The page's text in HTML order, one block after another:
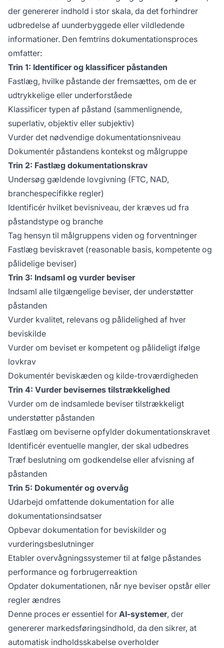
der genererer indhold i stor skala, da det forhindrer
udbredelse af uunderbyggede eller vildledende
informationer. Den femtrins dokumentationsproces
omfatter:
Trin 1: Identificer og klassificer påstanden
Fastlæg, hvilke påstande der fremsættes, om de er
udtrykkelige eller underforståede
Klassificer typen af påstand (sammenlignende,
superlativ, objektiv eller subjektiv)
Vurder det nødvendige dokumentationsniveau
Dokumentér påstandens kontekst og målgruppe
Trin 2: Fastlæg dokumentationskrav
Undersøg gældende lovgivning (FTC, NAD,
branchespecifikke regler)
Identificér hvilket bevisniveau, der kræves ud fra
påstandstype og branche
Tag hensyn til målgruppens viden og forventninger
Fastlæg beviskravet (reasonable basis, kompetente og
pålidelige beviser)
Trin 3: Indsaml og vurder beviser
Indsaml alle tilgængelige beviser, der understøtter
påstanden
Vurder kvalitet, relevans og pålidelighed af hver
beviskilde
Vurder om beviset er kompetent og pålideligt ifølge
lovkrav
Dokumentér beviskæden og kilde-troværdigheden
Trin 4: Vurder bevisernes tilstrækkelighed
Vurder om de indsamlede beviser tilstrækkeligt
understøtter påstanden
Fastlæg om beviserne opfylder dokumentationskravet
Identificér eventuelle mangler, der skal udbedres
Træf beslutning om godkendelse eller afvisning af
påstanden
Trin 5: Dokumentér og overvåg
Udarbejd omfattende dokumentation for alle
dokumentationsindsatser
Opbevar dokumentation for beviskilder og
vurderingsbeslutninger
Etabler overvågningssystemer til at følge påstandes
performance og forbrugerreaktion
Opdater dokumentationen, når nye beviser opstår eller
regler ændres
Denne proces er essentiel for AI-systemer, der
genererer markedsføringsindhold, da den sikrer, at
automatisk indholdsskabelse overholder